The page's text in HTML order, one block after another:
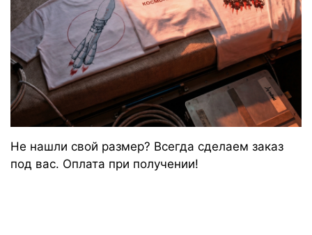
Не нашли свой размер? Всегда сделаем заказ
под вас. Оплата при получении!